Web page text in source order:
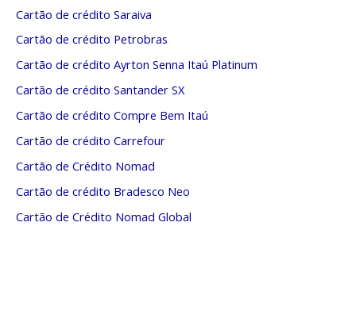
Cartão de crédito Saraiva
Cartão de crédito Petrobras
Cartão de crédito Ayrton Senna Itaú Platinum
Cartão de crédito Santander SX
Cartão de crédito Compre Bem Itaú
Cartão de crédito Carrefour
Cartão de Crédito Nomad
Cartão de crédito Bradesco Neo
Cartão de Crédito Nomad Global